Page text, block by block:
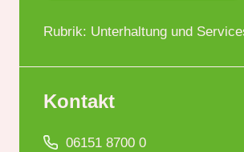
Rubrik: Unterhaltung und
Kontakt
06151 8700 0